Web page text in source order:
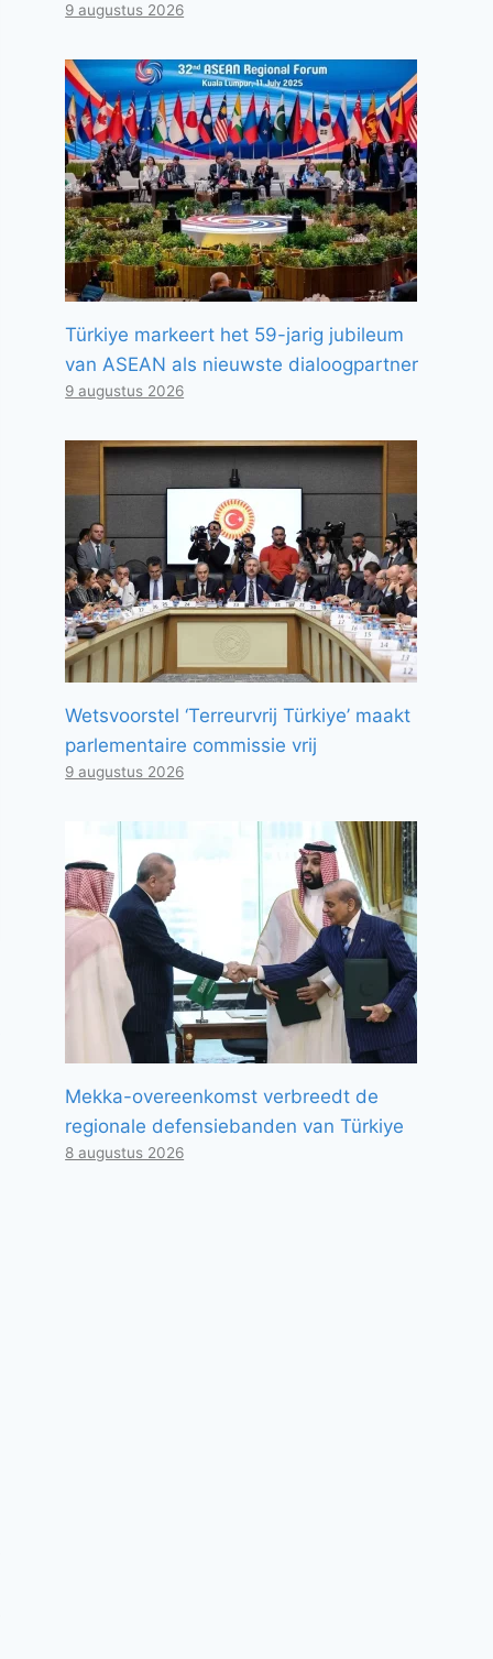
9 augustus 2026
Türkiye markeert het 59-jarig jubileum
van ASEAN als nieuwste dialoogpartner
9 augustus 2026
Wetsvoorstel ‘Terreurvrij Türkiye’ maakt
parlementaire commissie vrij
9 augustus 2026
Mekka-overeenkomst verbreedt de
regionale defensiebanden van Türkiye
8 augustus 2026